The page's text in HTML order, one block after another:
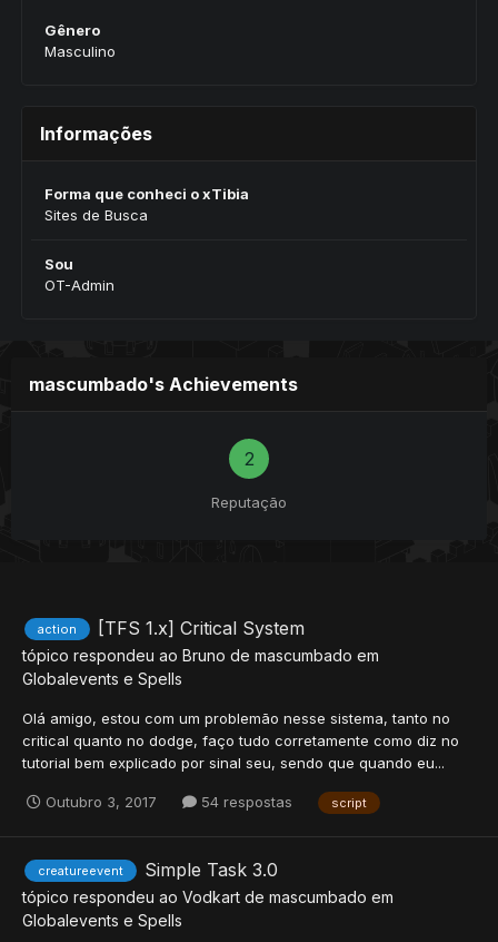
Gênero
Masculino
Informações
Forma que conheci o xTibia
Sites de Busca
Sou
OT-Admin
mascumbado's Achievements
2
Reputação
action [TFS 1.x] Critical System
tópico respondeu ao Bruno de mascumbado em
Globalevents e Spells
Olá amigo, estou com um problemão nesse sistema, tanto no
critical quanto no dodge, faço tudo corretamente como diz no
tutorial bem explicado por sinal seu, sendo que quando eu...
Outubro 3, 2017 54 respostas script
creatureevent Simple Task 3.0
tópico respondeu ao Vodkart de mascumbado em
Globalevents e Spells